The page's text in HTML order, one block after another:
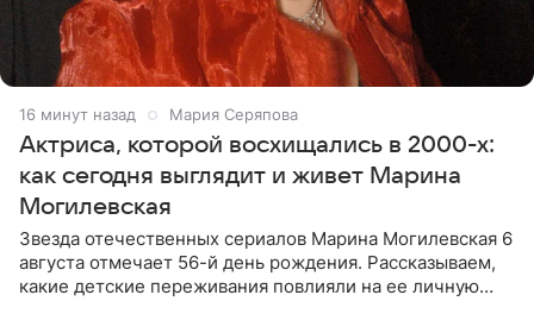
16 минут назад Мария Серяпова
Актриса, которой восхищались в 2000-х:
как сегодня выглядит и живет Марина
Могилевская
Звезда отечественных сериалов Марина Могилевская 6
августа отмечает 56-й день рождения. Рассказываем,
какие детские переживания повлияли на ее личную